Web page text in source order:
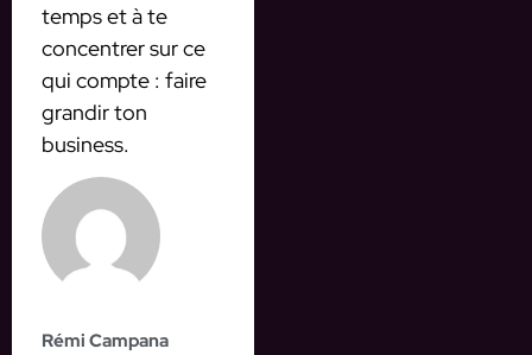
temps et à te
concentrer sur ce
qui compte : faire
grandir ton
business.
Rémi Campana